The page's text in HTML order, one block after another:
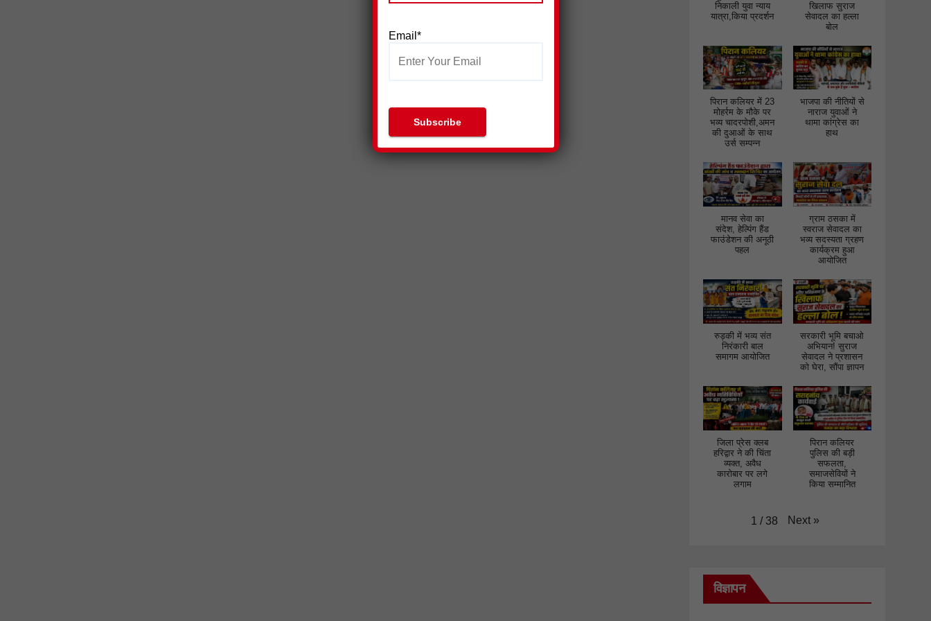
निकाली युवा न्याय
यात्रा,किया प्रदर्शन
खिलाफ सुराज
सेवादल का हल्ला
बोल
पिरान कलियर में 23
मोहर्रम के मौके पर
भव्य चादरपोशी,अमन
की दुआओं के साथ
उर्स सम्पन्न
भाजपा की नीतियों से
नाराज युवाओं ने
थामा कांग्रेस का
हाथ
मानव सेवा का
संदेश, हेल्पिंग हैंड
फाउंडेशन की अनूठी
पहल
ग्राम ठसका में
स्वराज सेवादल का
भव्य सदस्यता ग्रहण
कार्यक्रम हुआ
आयोजित
रुड़की में भव्य संत
निरंकारी बाल
समागम आयोजित
सरकारी भूमि बचाओ
अभियान! सुराज
सेवादल ने प्रशासन
को घेरा, सौंपा ज्ञापन
जिला प्रेस क्लब
हरिद्वार ने की चिंता
व्यक्त, अवैध
कारोबार पर लगे
लगाम
पिरान कलियर
पुलिस की बड़ी
सफलता,
समाजसेवियों ने
किया सम्मानित
1 / 38 Next »
विज्ञापन
Email*